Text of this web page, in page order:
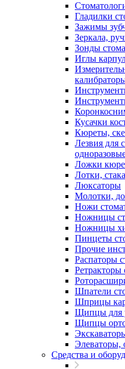
Гладилки
Зажимы
Зеркала,
Зонды
Иглы
Кусачки
Кюреты,
Лезвия для
Ложки
Лотки,
Люксаторы
Молотки,
Ножи
Ножницы
Ножницы
Пинцеты
Прочие
Распаторы
Ретракторы
Шпатели
Шприцы
Щипцы для
Щипцы
Элеваторы,
Средства и